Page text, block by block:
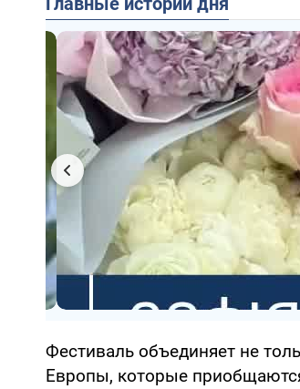
Фестиваль объединяет не
Европы, которые